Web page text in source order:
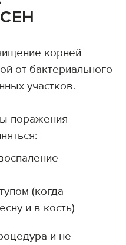
корней
от бактериального
участков.
поражения
(когда
и в кость)
и не